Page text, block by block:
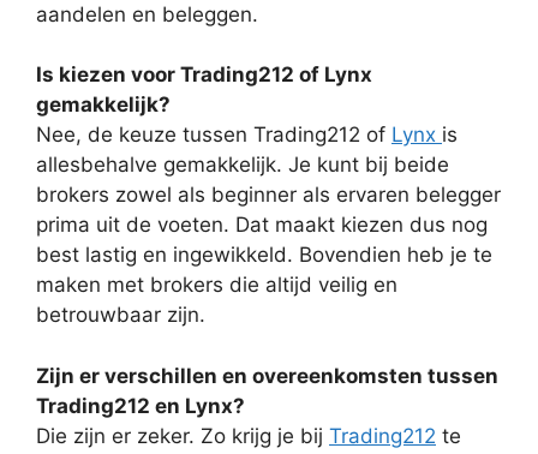
aandelen en beleggen.
Is kiezen voor Trading212 of Lynx
gemakkelijk?
Nee, de keuze tussen Trading212 of Lynx is
allesbehalve gemakkelijk. Je kunt bij beide
brokers zowel als beginner als ervaren belegger
prima uit de voeten. Dat maakt kiezen dus nog
best lastig en ingewikkeld. Bovendien heb je te
maken met brokers die altijd veilig en
betrouwbaar zijn.
Zijn er verschillen en overeenkomsten tussen
Trading212 en Lynx?
Die zijn er zeker. Zo krijg je bij Trading212 te